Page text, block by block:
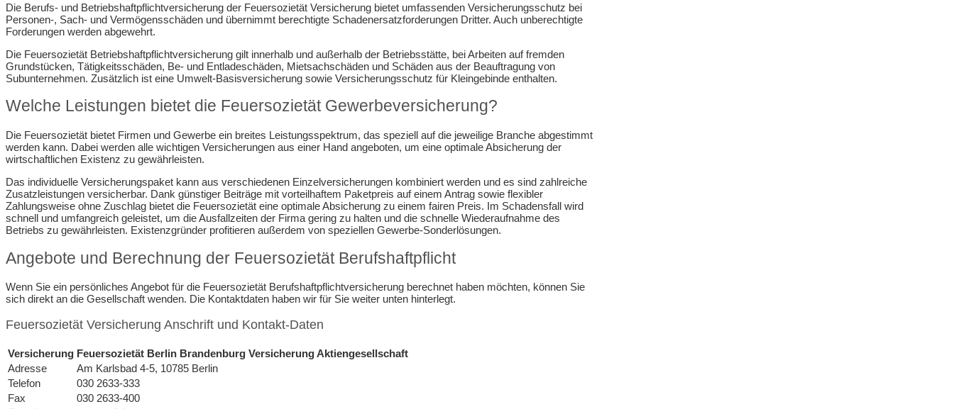
Die Berufs- und Betriebshaftpflichtversicherung der Feuersozietät Versicherung bietet umfassenden Versicherungsschutz bei
Personen-, Sach- und Vermögensschäden und übernimmt berechtigte Schadenersatzforderungen Dritter. Auch unberechtigte
Forderungen werden abgewehrt.
Die Feuersozietät Betriebshaftpflichtversicherung gilt innerhalb und außerhalb der Betriebsstätte, bei Arbeiten auf fremden
Grundstücken, Tätigkeitsschäden, Be- und Entladeschäden, Mietsachschäden und Schäden aus der Beauftragung von
Subunternehmen. Zusätzlich ist eine Umwelt-Basisversicherung sowie Versicherungsschutz für Kleingebinde enthalten.
Welche Leistungen bietet die Feuersozietät Gewerbeversicherung?
Die Feuersozietät bietet Firmen und Gewerbe ein breites Leistungsspektrum, das speziell auf die jeweilige Branche abgestimmt
werden kann. Dabei werden alle wichtigen Versicherungen aus einer Hand angeboten, um eine optimale Absicherung der
wirtschaftlichen Existenz zu gewährleisten.
Das individuelle Versicherungspaket kann aus verschiedenen Einzelversicherungen kombiniert werden und es sind zahlreiche
Zusatzleistungen versicherbar. Dank günstiger Beiträge mit vorteilhaftem Paketpreis auf einem Antrag sowie flexibler
Zahlungsweise ohne Zuschlag bietet die Feuersozietät eine optimale Absicherung zu einem fairen Preis. Im Schadensfall wird
schnell und umfangreich geleistet, um die Ausfallzeiten der Firma gering zu halten und die schnelle Wiederaufnahme des
Betriebs zu gewährleisten. Existenzgründer profitieren außerdem von speziellen Gewerbe-Sonderlösungen.
Angebote und Berechnung der Feuersozietät Berufshaftpflicht
Wenn Sie ein persönliches Angebot für die Feuersozietät Berufshaftpflichtversicherung berechnet haben möchten, können Sie
sich direkt an die Gesellschaft wenden. Die Kontaktdaten haben wir für Sie weiter unten hinterlegt.
Feuersozietät Versicherung Anschrift und Kontakt-Daten
Versicherung Feuersozietät Berlin Brandenburg Versicherung Aktiengesellschaft
Adresse
Am Karlsbad 4-5, 10785 Berlin
Telefon
030 2633-333
Fax
030 2633-400